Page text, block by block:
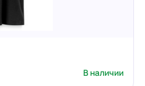
В наличии